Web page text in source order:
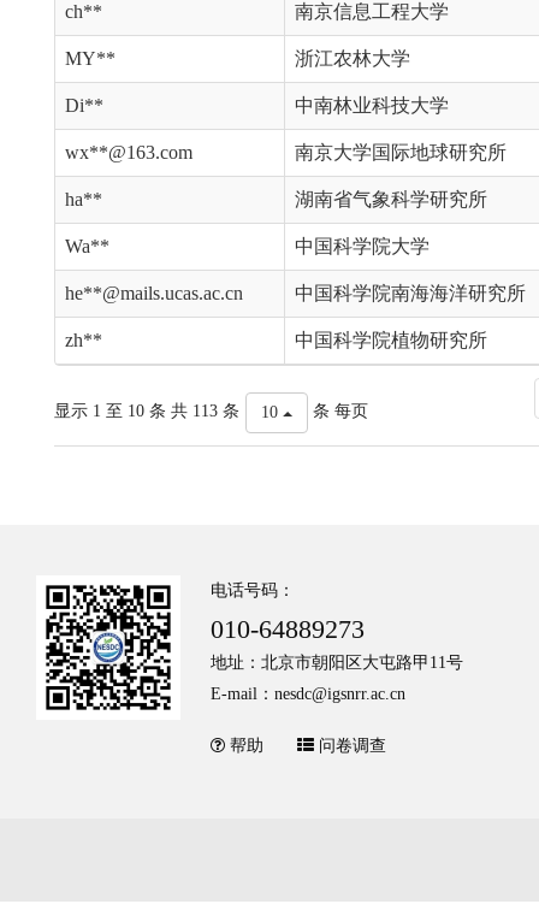
ch** 南京信息工程大学
MY** 浙江农林大学
Di** 中南林业科技大学
wx**@163.com 南京大学国际地球研究所
ha** 湖南省气象科学研究所
Wa** 中国科学院大学
he**@mails.ucas.ac.cn 中国科学院南海海洋研究所
zh** 中国科学院植物研究所
显示 1 至 10 条 共 113 条 10 条 每页
电话号码：
010-64889273
地址：北京市朝阳区大屯路甲11号
E-mail：nesdc@igsnrr.ac.cn
帮助 问卷调查